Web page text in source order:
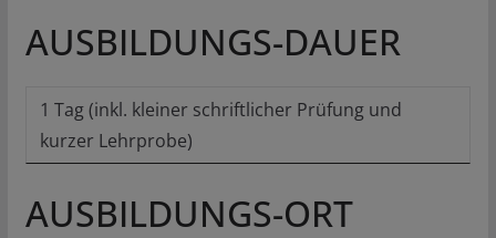
AUSBILDUNGS-DAUER
1 Tag (inkl. kleiner schriftlicher Prüfung und
kurzer Lehrprobe)
AUSBILDUNGS-ORT